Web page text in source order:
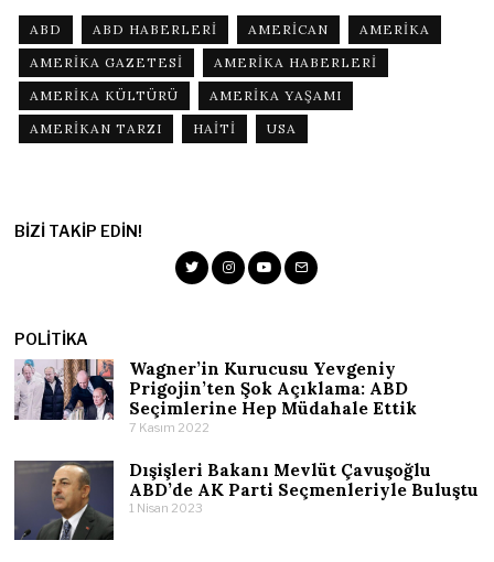
ABD ABD HABERLERI AMERICAN
AMERIKA
AMERIKA GAZETESI
AMERIKA HABERLERI
AMERIKA KÜLTÜRÜ
AMERIKA YAŞAMI
AMERIKAN TARZI
HAITI USA
BIZI TAKIP EDIN!
POLITIKA
Wagner’in Kurucusu Yevgeniy
Prigojin’ten Şok Açıklama: ABD
Seçimlerine Hep Müdahale Ettik
7 Kasım 2022
Dışişleri Bakanı Mevlüt Çavuşoğlu
ABD’de AK Parti Seçmenleriyle Buluştu
1 Nisan 2023